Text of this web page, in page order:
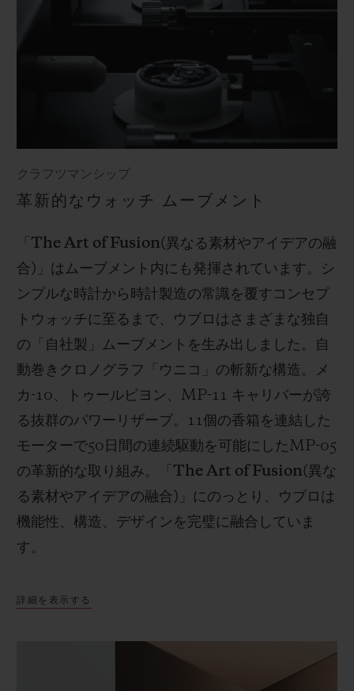
クラフツマンシップ
革新的なウォッチ ムーブメント
The Art of Fusion(異なる素材やアイデアの融
合) 」はムーブメント内にも発揮されています。シ
ンプルな時計から時計製造の常識を覆すコンセプ
トウォッチに至るまで、ウブロはさまざまな独自
の「自社製」ムーブメントを生み出しました。自
動巻きクロノグラフ「ウニコ」の斬新な構造。メ
カ -10 、トゥールビヨン、 MP-11 キャリバーが誇
る抜群のパワーリザーブ。 11個の香箱を連結した
モーターで50 日間の連続駆動を可能にしたMP-05
の革新的な取り組み。「 The Art of Fusion(異な
る素材やアイデアの融合) 」にのっとり、ウブロは
機能性、構造、デザインを完璧に融合していま
す。
詳細を表示する